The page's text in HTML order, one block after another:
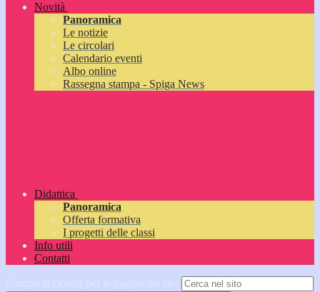
Novità
Panoramica
Le notizie
Le circolari
Calendario eventi
Albo online
Rassegna stampa - Spiga News
Didattica
Panoramica
Offerta formativa
I progetti delle classi
Info utili
Contatti